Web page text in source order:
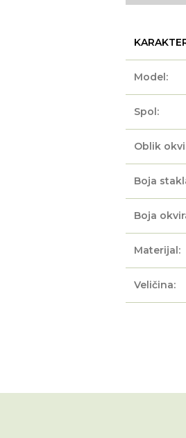
Model:
Spol:
Oblik
Boja
Boja
Materijal:
Veličina: